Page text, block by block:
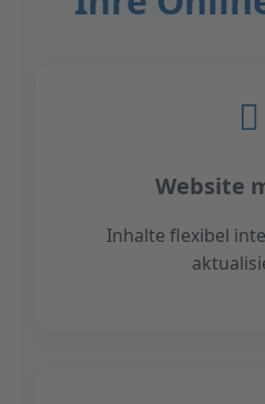
Website
Inhalte flexibel